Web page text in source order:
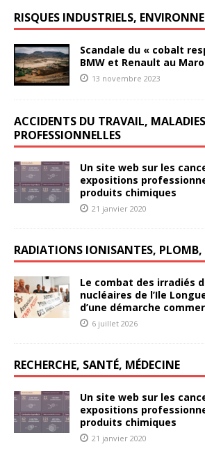
RISQUES INDUSTRIELS,
Scandale du « cobalt
BMW et Renault au
13 novembre 2023
ACCIDENTS DU TRAVAIL, MALADIES
PROFESSIONNELLES
Un site web sur les
expositions
produits chimiques
21 janvier 2020
RADIATIONS IONISANTES, PLOMB,
Le combat des irradiés
nucléaires de l’Ile
d’une démarche
6 juillet 2026
RECHERCHE, SANTÉ, MÉDECINE
Un site web sur les
expositions
produits chimiques
21 janvier 2020